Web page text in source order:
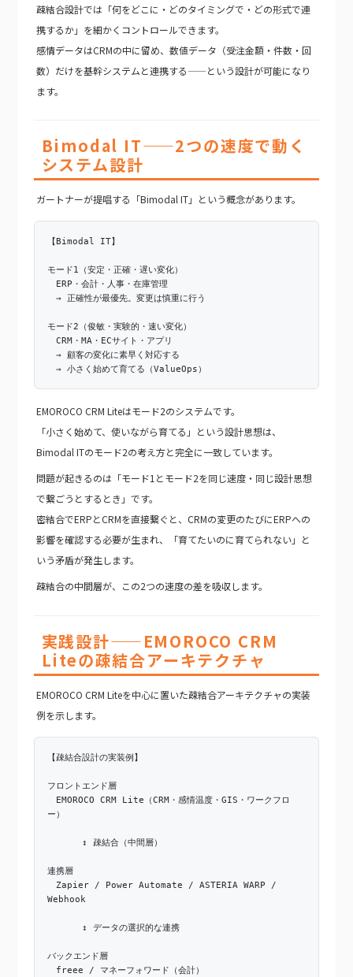
疎結合設計では「何をどこに・どのタイミングで・どの形式で連
携するか」を細かくコントロールできます。
感情データはCRMの中に留め、数値データ（受注金額・件数・回
数）だけを基幹システムと連携する——という設計が可能になり
ます。
Bimodal IT——2つの速度で動く
システム設計
ガートナーが提唱する「Bimodal IT」という概念があります。
【Bimodal IT】
モード1（安定・正確・遅い変化）
ERP・会計・人事・在庫管理
→ 正確性が最優先。変更は慎重に行う
モード2（俊敏・実験的・速い変化）
CRM・MA・ECサイト・アプリ
→ 顧客の変化に素早く対応する
→ 小さく始めて育てる（ValueOps）
EMOROCO CRM Liteはモード2のシステムです。
「小さく始めて、使いながら育てる」という設計思想は、
Bimodal ITのモード2の考え方と完全に一致しています。
問題が起きるのは「モード1とモード2を同じ速度・同じ設計思想
で繋ごうとするとき」です。
密結合でERPとCRMを直接繋ぐと、CRMの変更のたびにERPへの
影響を確認する必要が生まれ、「育てたいのに育てられない」と
いう矛盾が発生します。
疎結合の中間層が、この2つの速度の差を吸収します。
実践設計——EMOROCO CRM
Liteの疎結合アーキテクチャ
EMOROCO CRM Liteを中心に置いた疎結合アーキテクチャの実装
例を示します。
【疎結合設計の実装例】
フロントエンド層
EMOROCO CRM Lite（CRM・感情温度・GIS・ワークフロ
ー）
↕ 疎結合（中間層）
連携層
Zapier / Power Automate / ASTERIA WARP /
Webhook
↕ データの選択的な連携
バックエンド層
freee / マネーフォワード（会計）